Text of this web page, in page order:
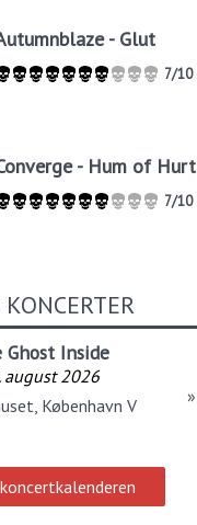
- Glut
7/10
- Hum of Hurt
7/10
Ghost Inside
august 2026
København V
»